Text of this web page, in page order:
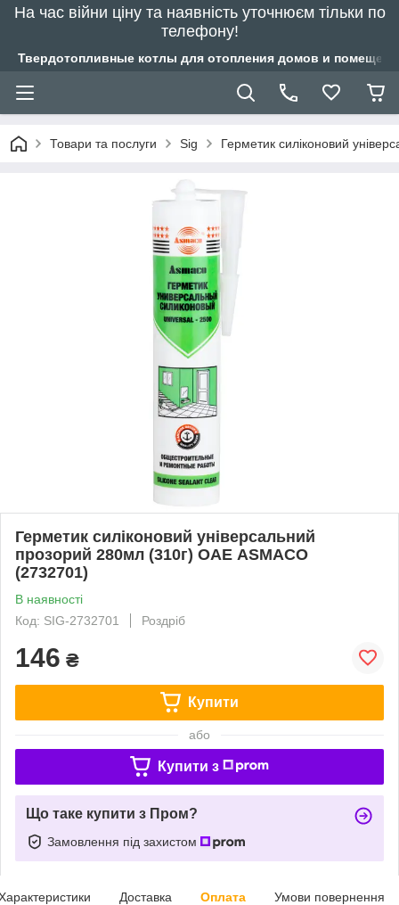
На час війни ціну та наявність уточнюєм тільки по
телефону!
Твердотопливные котлы для отопления домов и
Товари та послуги Sig Герметик силіконовий
Герметик силіконовий універсальний
прозорий 280мл (310г) ОАЕ ASMACO
(2732701)
В наявності
Код: SIG-2732701
Роздріб
146 ₴
Купити
або
Купити з
Що таке купити з Пром?
Замовлення під захистом
Доставка Оплата Умови повернення